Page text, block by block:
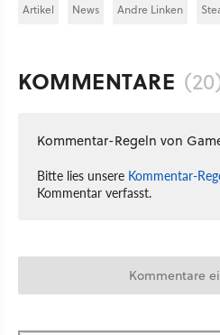
Artikel News Andre Linken
KOMMENTARE
Kommentar-Regeln von
Bitte lies unsere Kommentar-
Kommentar verfasst.
Kommentare